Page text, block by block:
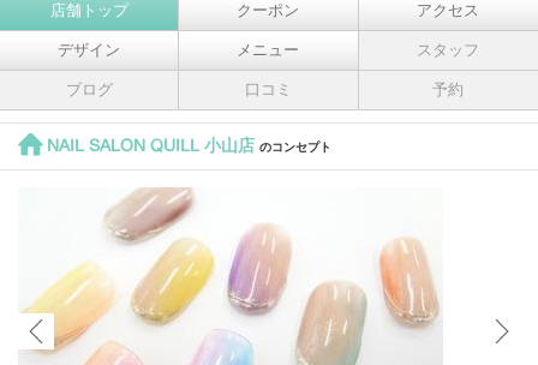
店舗トップ クーポン アクセス
デザイン メニュー スタッフ
ブログ 口コミ 予約
NAIL SALON QUILL 小山店 のコンセプト